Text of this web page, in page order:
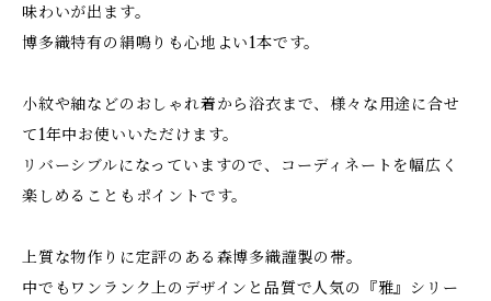
味わいが出ます。
博多織特有の絹鳴りも心地よい1本です。
小紋や紬などのおしゃれ着から浴衣まで、様々な用途に合せ
て1年中お使いいただけます。
リバーシブルになっていますので、コーディネートを幅広く
楽しめることもポイントです。
上質な物作りに定評のある森博多織謹製の帯。
中でもワンランク上のデザインと品質で人気の『雅』シリー